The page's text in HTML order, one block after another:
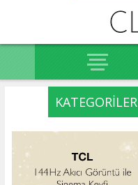
KATEGORILER